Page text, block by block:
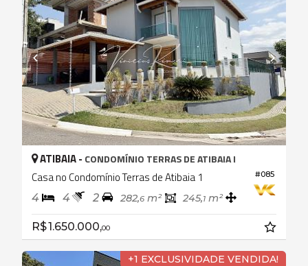
#085
ATIBAIA - CONDOMÍNIO TERRAS DE ATIBAIA I
Casa no Condomínio Terras de Atibaia 1
4 4 2 282,6 m² 245,1 m²
R$ 1.650.000,00
+1 EXCLUSIVIDADE VENDIDA!